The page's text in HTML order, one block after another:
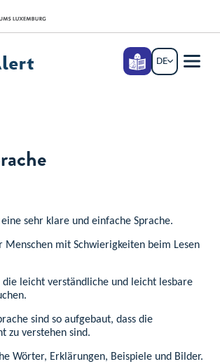
Zum Hauptmenü
Zum Inhalt
Leichte
Sprache
DE
DEUTSCH
sehr klare und einfache Sprache.
Menschen mit Schwierigkeiten beim Lesen
die leicht verständliche und leicht lesbare
sind so aufgebaut, dass die
zu verstehen sind.
Wörter, Erklärungen, Beispiele und Bilder.